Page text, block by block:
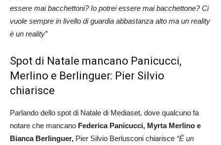
essere mai bacchettoni? Io potrei essere mai bacchettone? Ci
vuole sempre in livello di guardia abbastanza alto ma un reality
è un reality”
Spot di Natale mancano Panicucci,
Merlino e Berlinguer: Pier Silvio
chiarisce
Parlando dello spot di Natale di Mediaset, dove qualcuno fa
notare che mancano Federica Panicucci, Myrta Merlino e
Bianca Berlinguer, Pier Silvio Berlusconi chiarisce “È un